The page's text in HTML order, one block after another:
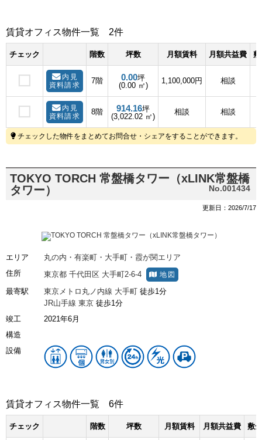
賃貸オフィス物件一覧 2件
チェック 階数 坪数 月額賃料 月額共益費
内見
資料請求
7階 0.00坪
(0.00 ㎡)
1,100,000円 相談
内見
資料請求
8階 914.16坪
(3,022.02 ㎡)
相談 相談
チェックした物件をまとめてお問合せ・シェアをすることができます。
TOKYO TORCH 常盤橋タワー（xLINK常盤橋
タワー）
No.001434
更新日：2026/7/17
エリア
丸の内・有楽町・大手町・霞が関エリア
住所
東京都 千代田区 大手町2-6-4 地図
最寄駅 東京メトロ丸ノ内線 大手町 徒歩1分
JR山手線 東京 徒歩1分
竣工
2021年6月
構造
設備
賃貸オフィス物件一覧 6件
チェック 階数 坪数 月額賃料 月額共益費 敷